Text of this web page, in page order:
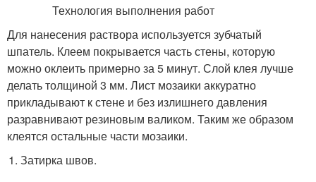
Для нанесения раствора используется зубчатый
шпатель. Клеем покрывается часть стены, которую
можно оклеить примерно за 5 минут. Слой клея лучше
делать толщиной 3 мм. Лист мозаики аккуратно
прикладывают к стене и без излишнего давления
разравнивают резиновым валиком. Таким же образом
клеятся остальные части мозаики.
Затирка швов.